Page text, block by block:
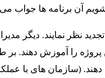
آن برنامه ها جواب
نظر نمایند. دیگر